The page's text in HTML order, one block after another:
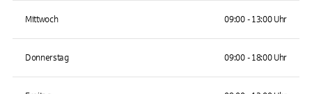
Mittwoch 09:00 - 13:00 Uhr
Donnerstag 09:00 - 18:00 Uhr